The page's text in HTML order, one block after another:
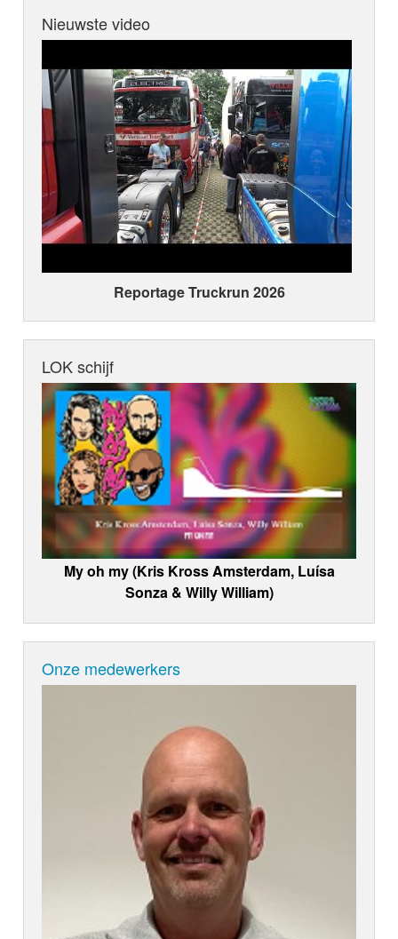
Nieuwste video
Reportage Truckrun 2026
LOK schijf
My oh my (Kris Kross Amsterdam, Luísa
Sonza & Willy William)
Onze medewerkers